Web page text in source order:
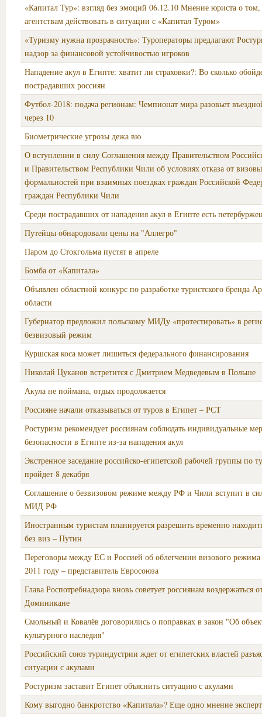
«Капитал Тур»: взгляд без эмоций 06.12.10 Мнение юриста о том,
агентствам действовать в ситуации с «Капитал Туром»
«Туризму нужна прозрачность»: Туроператоры предлагают
надзор за финансовой устойчивостью игроков
Нападение акул в Египте: хватит ли страховки?: Во сколько
пострадавших россиян
Футбол-2018: подача регионам: Чемпионат мира разовьет
через 10
Биометрические угрозы дежа вю
О вступлении в силу Соглашения между Правительством
и Правительством Республики Чили об условиях отказа от
формальностей при взаимных поездках граждан Российской
граждан Республики Чили
Среди пострадавших от нападения акул в Египте есть
Путейцы обнародовали цены на "Аллегро"
Паром до Стокгольма пустят в апреле
Бомба от «Капитала»
Объявлен областной конкурс по разработке туристского бренда
области
Губернатор предложил польскому МИДу «протестировать» в
безвизовый режим
Куршская коса может лишиться федерального финансирования
Николай Цуканов встретится с Дмитрием Медведевым в Польше
Акула не поймана, отдых продолжается
Россияне начали отказываться от туров в Египет – РСТ
Ростуризм рекомендует россиянам соблюдать индивидуальные
безопасности в Египте из-за нападения акул
Экстренное заседание российско-египетской рабочей группы по
пройдет 8 декабря
Соглашение о безвизовом режиме между РФ и Чили вступит в
МИД РФ
Иностранным туристам планируется разрешить временно
без виз – Путин
Переговоры между ЕС и Россией об облегчении визового режима
2011 году – представитель Евросоюза
Глава Роспотребнадзора вновь советует россиянам воздержаться
Доминикане
Смольный и Ковалёв договорились о поправках в закон "Об
культурного наследия"
Российский союз туриндустрии ждет от египетских властей
ситуации с акулами
Ростуризм заставит Египет объяснить ситуацию с акулами
Кому выгодно банкротство «Капитала»? Еще одно мнение